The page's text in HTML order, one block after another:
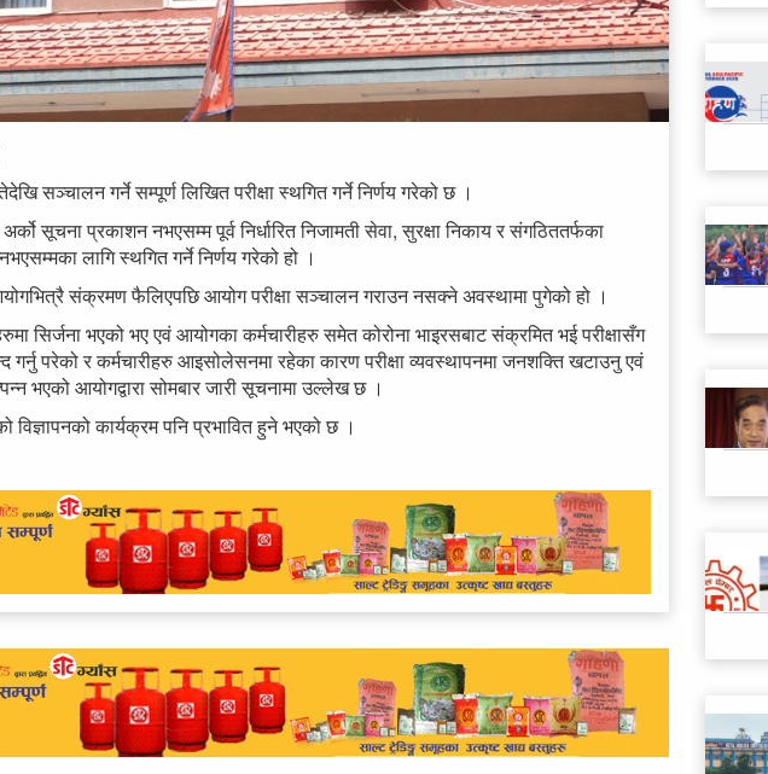
सञ्चालन गर्ने सम्पूर्ण लिखित परीक्षा स्थगित गर्ने निर्णय गरेको छ ।
सूचना प्रकाशन नभएसम्म पूर्व निर्धारित निजामती सेवा, सुरक्षा निकाय र संगठिततर्फका
लागि स्थगित गर्ने निर्णय गरेको हो ।
संक्रमण फैलिएपछि आयोग परीक्षा सञ्चालन गराउन नसक्ने अवस्थामा पुगेको हो ।
सिर्जना भएको भए एवं आयोगका कर्मचारीहरु समेत कोरोना भाइरसबाट संक्रमित भई परीक्षासँग
परेको र कर्मचारीहरु आइसोलेसनमा रहेका कारण परीक्षा व्यवस्थापनमा जनशक्ति खटाउनु एवं
भएको आयोगद्वारा सोमबार जारी सूचनामा उल्लेख छ ।
विज्ञापनको कार्यक्रम पनि प्रभावित हुने भएको छ ।